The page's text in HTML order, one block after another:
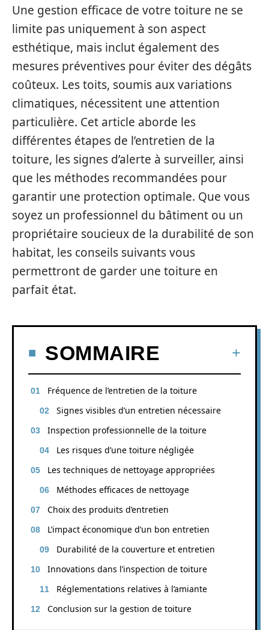
Une gestion efficace de votre toiture ne se
limite pas uniquement à son aspect
esthétique, mais inclut également des
mesures préventives pour éviter des dégâts
coûteux. Les toits, soumis aux variations
climatiques, nécessitent une attention
particulière. Cet article aborde les
différentes étapes de l’entretien de la
toiture, les signes d’alerte à surveiller, ainsi
que les méthodes recommandées pour
garantir une protection optimale. Que vous
soyez un professionnel du bâtiment ou un
propriétaire soucieux de la durabilité de son
habitat, les conseils suivants vous
permettront de garder une toiture en
parfait état.
SOMMAIRE
Fréquence de l’entretien de la toiture
Signes visibles d’un entretien nécessaire
Inspection professionnelle de la toiture
Les risques d’une toiture négligée
Les techniques de nettoyage appropriées
Méthodes efficaces de nettoyage
Choix des produits d’entretien
L’impact économique d’un bon entretien
Durabilité de la couverture et entretien
Innovations dans l’inspection de toiture
Réglementations relatives à l’amiante
Conclusion sur la gestion de toiture